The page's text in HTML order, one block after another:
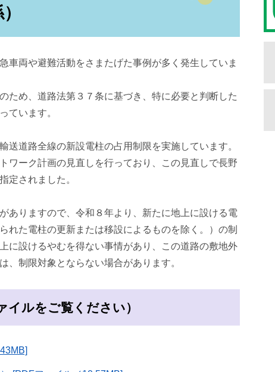
車両や避難活動をさまたげた事例が多く発生していま
ため、道路法第３７条に基づき、特に必要と判断した
ています。
道路全線の新設電柱の占用制限を実施しています。
ワーク計画の見直しを行っており、この見直しで長野
定されました。
ありますので、令和８年より、新たに地上に設ける電
れた電柱の更新または移設によるものを除く。）の制
に設けるやむを得ない事情があり、この道路の敷地外
、制限対象とならない場合があります。
イルをご覧ください）